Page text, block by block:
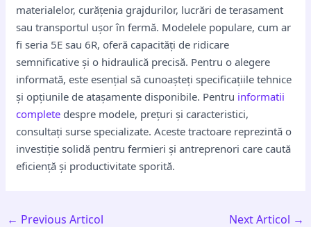
materialelor, curățenia grajdurilor, lucrări de terasament
sau transportul ușor în fermă. Modelele populare, cum ar
fi seria 5E sau 6R, oferă capacități de ridicare
semnificative și o hidraulică precisă. Pentru o alegere
informată, este esențial să cunoașteți specificațiile tehnice
și opțiunile de atașamente disponibile. Pentru informatii
complete despre modele, prețuri și caracteristici,
consultați surse specializate. Aceste tractoare reprezintă o
investiție solidă pentru fermieri și antreprenori care caută
eficiență și productivitate sporită.
← Previous Articol Next Articol →